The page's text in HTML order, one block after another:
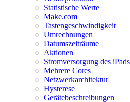
Statistische Werte
Make.com
Tastengeschwindigkeit
Umrechnungen
Datumszeiträume
Aktionen
Stromversorgung des iPads
Mehrere Cores
Netzwerkarchitektur
Hysterese
Gerätebeschreibungen